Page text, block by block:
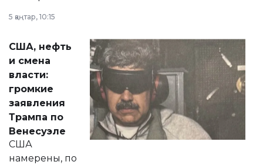
сразу несколько
актуальных тем —
от слухов о
политических
реформах до
вопросов армии,
экономики и
личного здоровья.
5 қаңтар, 10:15
США, нефть
и смена
власти:
громкие
заявления
Трампа по
Венесуэле
США
намерены, по